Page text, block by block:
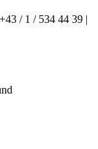
/ 1 / 534 44 39 |